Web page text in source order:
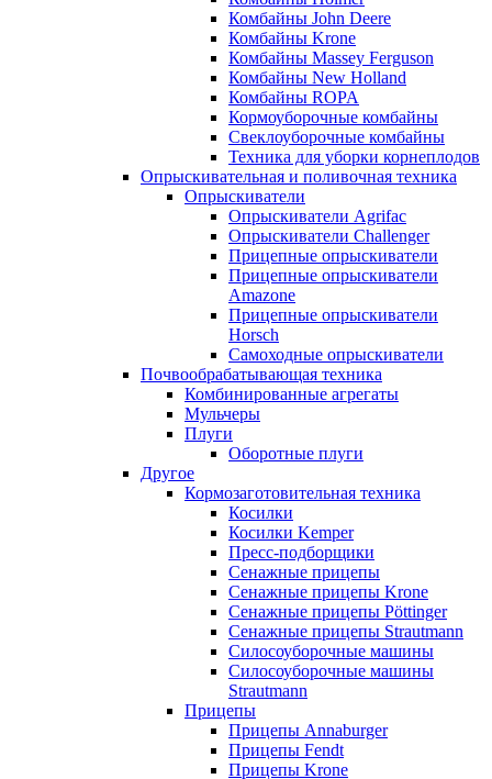
Комбайны John Deere
Комбайны Krone
Комбайны Massey Ferguson
Комбайны New Holland
Комбайны ROPA
Кормоуборочные комбайны
Свеклоуборочные комбайны
Техника для уборки корнеплодов
Опрыскивательная и поливочная техника
Опрыскиватели
Опрыскиватели Agrifac
Опрыскиватели Challenger
Прицепные опрыскиватели
Прицепные опрыскиватели
Amazone
Прицепные опрыскиватели
Horsch
Самоходные опрыскиватели
Почвообрабатывающая техника
Комбинированные агрегаты
Мульчеры
Плуги
Оборотные плуги
Другое
Кормозаготовительная техника
Косилки
Косилки Kemper
Пресс-подборщики
Сенажные прицепы
Сенажные прицепы Krone
Сенажные прицепы Pöttinger
Сенажные прицепы Strautmann
Силосоуборочные машины
Силосоуборочные машины
Strautmann
Прицепы
Прицепы Annaburger
Прицепы Fendt
Прицепы Krone